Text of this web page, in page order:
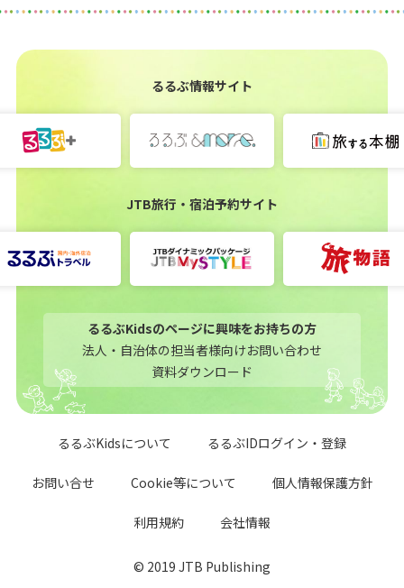
るるぶ情報サイト
JTB旅行・宿泊予約サイト
るるぶKidsのページに興味をお持ちの方
法人・自治体の担当者様向けお問い合わせ
資料ダウンロード
るるぶKidsについて るるぶIDログイン・登録
お問い合せ Cookie等について 個人情報保護方針
利用規約 会社情報
© 2019 JTB Publishing